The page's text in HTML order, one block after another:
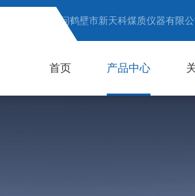
欢迎访问鹤壁市新天科煤质仪器有限
首页 产品中心